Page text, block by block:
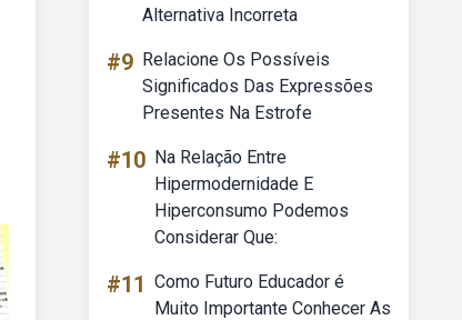
Alternativa Incorreta
#9 Relacione Os Possíveis
Significados Das Expressões
Presentes Na Estrofe
#10 Na Relação Entre
Hipermodernidade E
Hiperconsumo Podemos
Considerar Que:
#11 Como Futuro Educador é
Muito Importante Conhecer As